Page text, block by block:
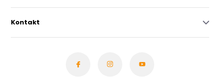
Kontakt